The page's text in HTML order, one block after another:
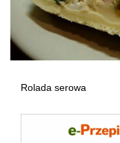
Rolada serowa